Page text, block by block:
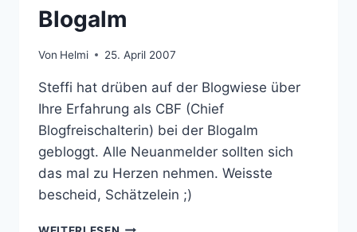
Blogalm
Von Helmi 25. April 2007
Steffi hat drüben auf der Blogwiese über
Ihre Erfahrung als CBF (Chief
Blogfreischalterin) bei der Blogalm
gebloggt. Alle Neuanmelder sollten sich
das mal zu Herzen nehmen. Weisste
bescheid, Schätzelein ;)
BLOGWIESE